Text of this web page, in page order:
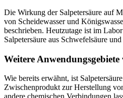
Die Wirkung der Salpetersäure auf
von Scheidewasser und
beschrieben. Heutzutage ist im
Salpetersäure aus Schwefelsäure
Weitere
Wie bereits erwähnt, ist
Zwischenprodukt zur Herstellung